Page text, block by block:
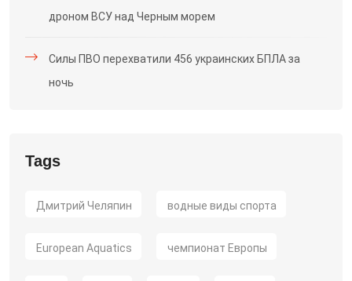
дроном ВСУ над Черным морем
Силы ПВО перехватили 456 украинских БПЛА за
ночь
Tags
Дмитрий Челяпин водные виды спорта
European Aquatics чемпионат Европы